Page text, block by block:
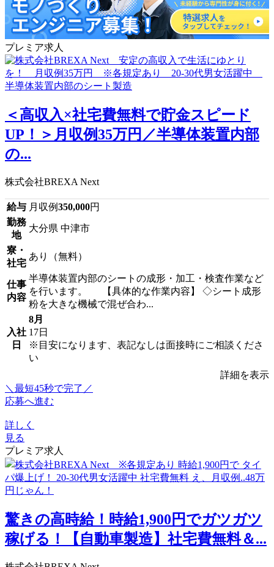
プレミア求人
＜高収入×社宅費無料で貯金スピード
UP！＞月収例35万円／半導体装置内部
の...
株式会社BREXA Next
給与 月収例350,000円
勤務
地
大分県 中津市
寮・
社宅
あり（無料）
仕事
内容
半導体装置内部のシートの成形・加工・検査作業など
を行います。 【具体的な作業内容】 ◇シート成形
粉を大きな機械で混ぜ合わ...
入社
日
8月
17日
※目安になります、表記なしは面接時にご相談くださ
い
詳細を表示
＼最短45秒で完了／
応募へ進む
詳しく
見る
プレミア求人
驚きの高時給！時給1,900円でガツガツ
稼げる！【自動車製造】社宅費無料＆...